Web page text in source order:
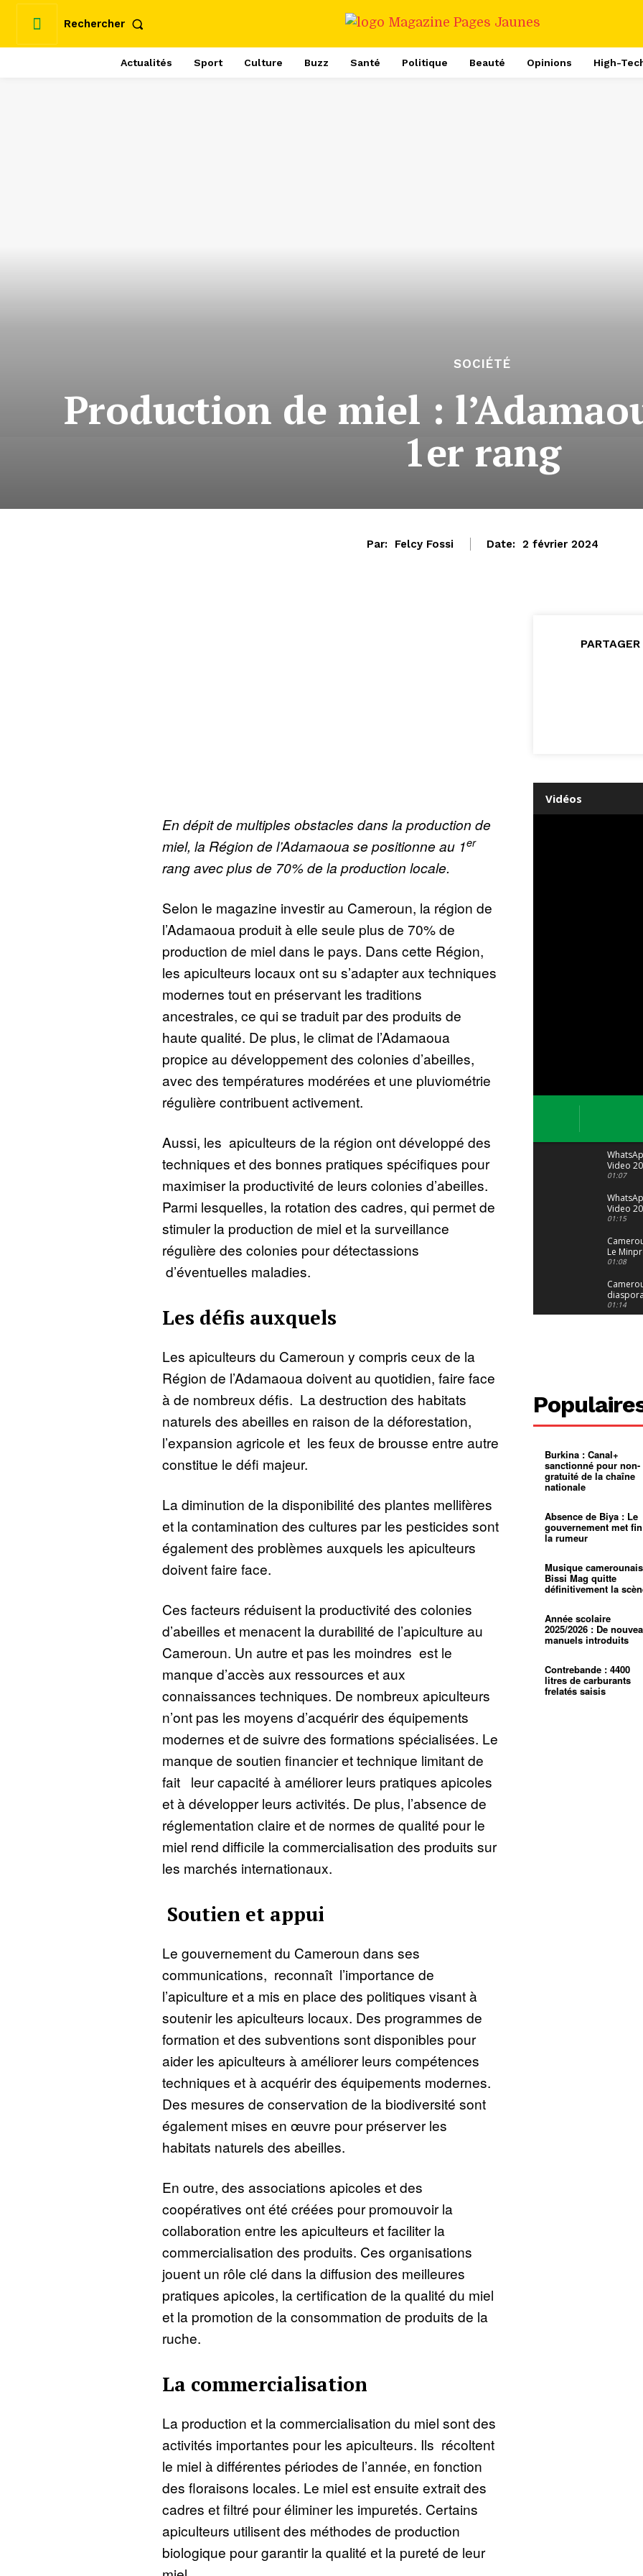
Rechercher
Actualités Sport Culture Buzz Santé Politique Beauté Opinions High-
SOCIÉTÉ
Production de miel :
1er rang
Par: Felcy Fossi Date: 2 février 2024
En dépit de multiples obstacles dans la production de
miel, la Région de l’Adamaoua se positionne au 1er
rang avec plus de 70% de la production locale.
Selon le magazine investir au Cameroun, la région de
l’Adamaoua produit à elle seule plus de 70% de
production de miel dans le pays. Dans cette Région,
les apiculteurs locaux ont su s’adapter aux techniques
modernes tout en préservant les traditions
ancestrales, ce qui se traduit par des produits de
haute qualité. De plus, le climat de l’Adamaoua
propice au développement des colonies d’abeilles,
avec des températures modérées et une pluviométrie
régulière contribuent activement.
Aussi, les apiculteurs de la région ont développé des
techniques et des bonnes pratiques spécifiques pour
maximiser la productivité de leurs colonies d’abeilles.
Parmi lesquelles, la rotation des cadres, qui permet de
stimuler la production de miel et la surveillance
régulière des colonies pour détectassions
d’éventuelles maladies.
Les défis auxquels
Les apiculteurs du Cameroun y compris ceux de la
Région de l’Adamaoua doivent au quotidien, faire face
à de nombreux défis. La destruction des habitats
naturels des abeilles en raison de la déforestation,
l’expansion agricole et les feux de brousse entre autre
constitue le défi majeur.
La diminution de la disponibilité des plantes mellifères
et la contamination des cultures par les pesticides sont
également des problèmes auxquels les apiculteurs
doivent faire face.
Ces facteurs réduisent la productivité des colonies
d’abeilles et menacent la durabilité de l’apiculture au
Cameroun. Un autre et pas les moindres est le
manque d’accès aux ressources et aux
connaissances techniques. De nombreux apiculteurs
n’ont pas les moyens d’acquérir des équipements
modernes et de suivre des formations spécialisées. Le
manque de soutien financier et technique limitant de
fait leur capacité à améliorer leurs pratiques apicoles
et à développer leurs activités. De plus, l’absence de
réglementation claire et de normes de qualité pour le
miel rend difficile la commercialisation des produits sur
les marchés internationaux.
Soutien et appui
Le gouvernement du Cameroun dans ses
communications, reconnaît l’importance de
l’apiculture et a mis en place des politiques visant à
soutenir les apiculteurs locaux. Des programmes de
formation et des subventions sont disponibles pour
aider les apiculteurs à améliorer leurs compétences
techniques et à acquérir des équipements modernes.
Des mesures de conservation de la biodiversité sont
également mises en œuvre pour préserver les
habitats naturels des abeilles.
En outre, des associations apicoles et des
coopératives ont été créées pour promouvoir la
collaboration entre les apiculteurs et faciliter la
commercialisation des produits. Ces organisations
jouent un rôle clé dans la diffusion des meilleures
pratiques apicoles, la certification de la qualité du miel
et la promotion de la consommation de produits de la
ruche.
La commercialisation
La production et la commercialisation du miel sont des
activités importantes pour les apiculteurs. Ils récoltent
le miel à différentes périodes de l’année, en fonction
des floraisons locales. Le miel est ensuite extrait des
cadres et filtré pour éliminer les impuretés. Certains
apiculteurs utilisent des méthodes de production
biologique pour garantir la qualité et la pureté de leur
Vidéos
Video
04 at 15
01:07
Video
29 at 12
01:15
Le
alerte
jeunes
01:08
suivra-t-
l’appel
01:14
400 000
pasteur
L’État
d’or
Entre
mentale
01:12
à
mettra-
01:12
Mouelle
dernier
voyage
Burkina : Canal+
sanctionné pour non-
gratuité de la chaîne
nationale
Absence de Biya : Le
gouvernement met
la rumeur
Musique
Bissi Mag quitte
définitivement la
Année scolaire
2025/2026 : De
manuels introduits
Contrebande : 4400
litres de carburants
frelatés saisis